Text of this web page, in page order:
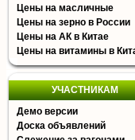
Цены на масличные
Цены на зерно в России
Цены на АК в Китае
Цены на витамины в
УЧАСТНИКАМ
Демо версии
Доска объявлений